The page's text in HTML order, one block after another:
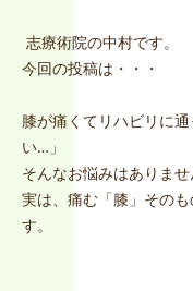
志療術院の中村です。
今回の投稿は・・・
膝が痛くてリハビリに
い…」
そんなお悩みはありませ
実は、痛む「膝」その
す。